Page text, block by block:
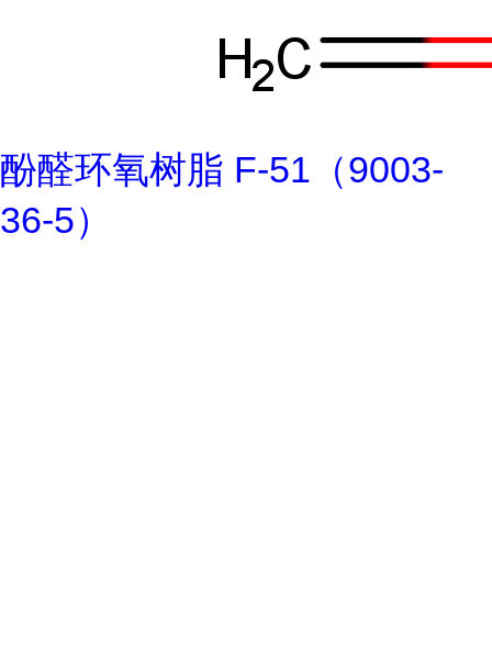
酚醛环氧树脂 F-51（9003-
36-5）